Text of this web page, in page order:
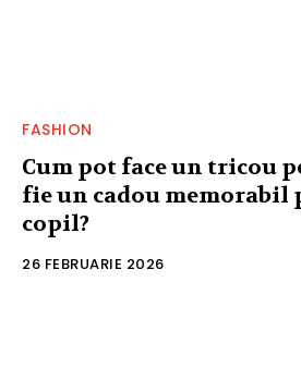
FASHION
Cum pot face un tricou
fie un cadou memorabil
copil?
26 FEBRUARIE 2026